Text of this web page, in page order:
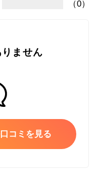
（0）
ません
コミを見る